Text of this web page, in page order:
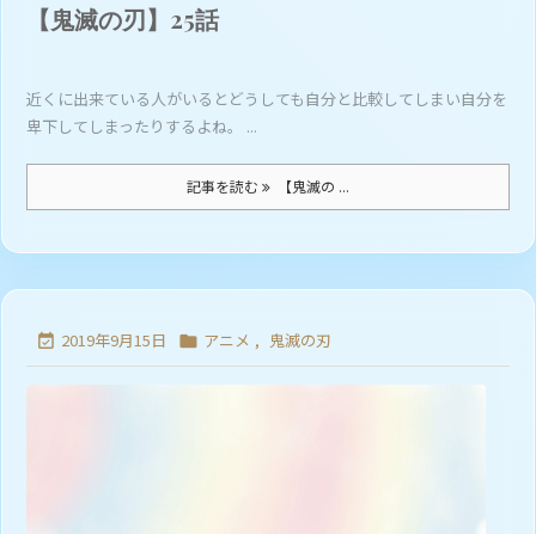
【鬼滅の刃】25話
近くに出来ている人がいるとどうしても自分と比較してしまい自分を
卑下してしまったりするよね。 ...
記事を読む 【鬼滅の ...
 2019年9月15日  アニメ , 鬼滅の刃